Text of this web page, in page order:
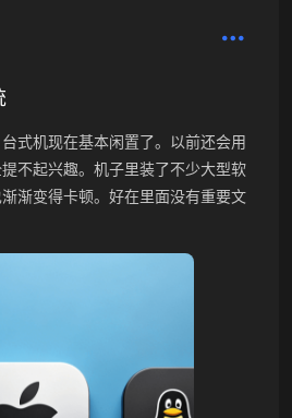
式机现在基本闲置了。以前还会用
不起兴趣。机子里装了不少大型软
渐变得卡顿。好在里面没有重要文